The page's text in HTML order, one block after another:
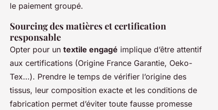
le paiement groupé.
Sourcing des matières et certification
responsable
Opter pour un textile engagé implique d’être attentif
aux certifications (Origine France Garantie, Oeko-
Tex…). Prendre le temps de vérifier l’origine des
tissus, leur composition exacte et les conditions de
fabrication permet d’éviter toute fausse promesse